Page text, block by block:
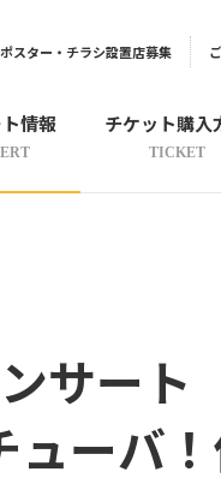
情報 チケット購入
TICKET
ポスター・チラシ設置店募集
サート
ューバ